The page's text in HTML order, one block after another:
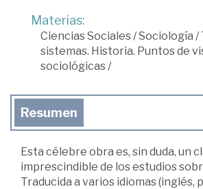
Materias:
Ciencias Sociales/Sociología /
sistemas. Historia. Puntos de
sociológicas/
Resumen
Esta célebre obra es, sin duda, un
imprescindible de los estudios
Traducida a varios idiomas (inglés,